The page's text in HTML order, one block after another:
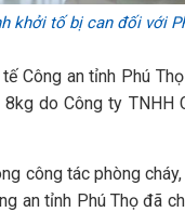
khởi tố bị can đối với
Công an tỉnh Phú
do Công ty TNHH
công tác phòng
an tỉnh Phú Thọ đã